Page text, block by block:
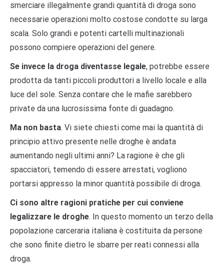
smerciare illegalmente grandi quantità di droga sono
necessarie operazioni molto costose condotte su larga
scala. Solo grandi e potenti cartelli multinazionali
possono compiere operazioni del genere.
Se invece la droga diventasse legale, potrebbe essere
prodotta da tanti piccoli produttori a livello locale e alla
luce del sole. Senza contare che le mafie sarebbero
private da una lucrosissima fonte di guadagno.
Ma non basta. Vi siete chiesti come mai la quantità di
principio attivo presente nelle droghe è andata
aumentando negli ultimi anni? La ragione è che gli
spacciatori, temendo di essere arrestati, vogliono
portarsi appresso la minor quantità possibile di droga.
Ci sono altre ragioni pratiche per cui conviene
legalizzare le droghe. In questo momento un terzo della
popolazione carceraria italiana è costituita da persone
che sono finite dietro le sbarre per reati connessi alla
droga.